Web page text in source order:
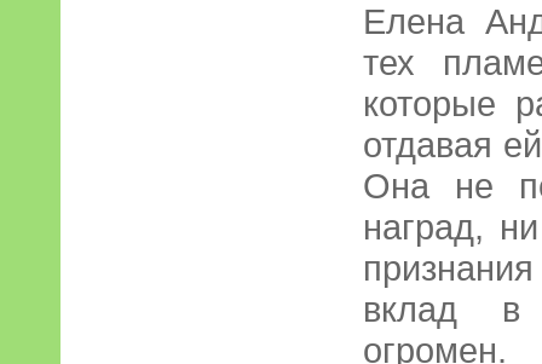
Елена
тех
которые
отдавая
Она не
наград,
вклад в